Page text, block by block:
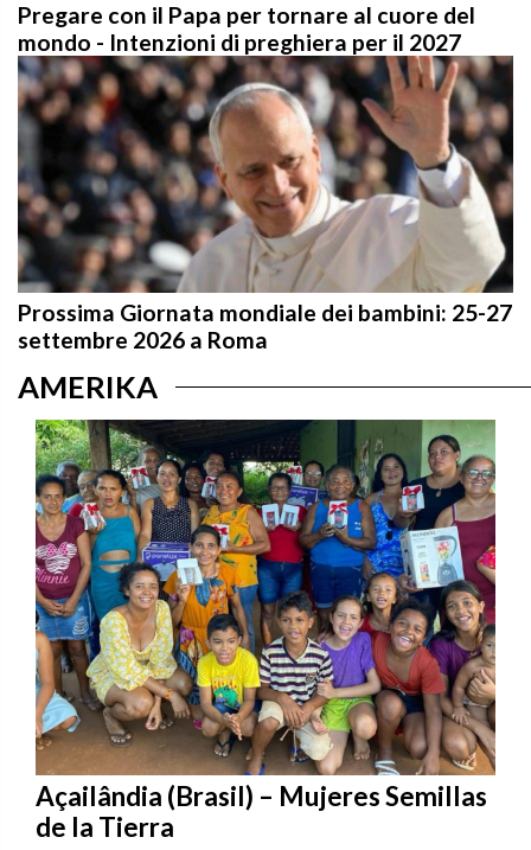
Pregare con il Papa per tornare al cuore del
mondo - Intenzioni di preghiera per il 2027
Prossima Giornata mondiale dei bambini: 25-27
settembre 2026 a Roma
AMERIKA
Açailândia (Brasil) – Mujeres Semillas
de la Tierra